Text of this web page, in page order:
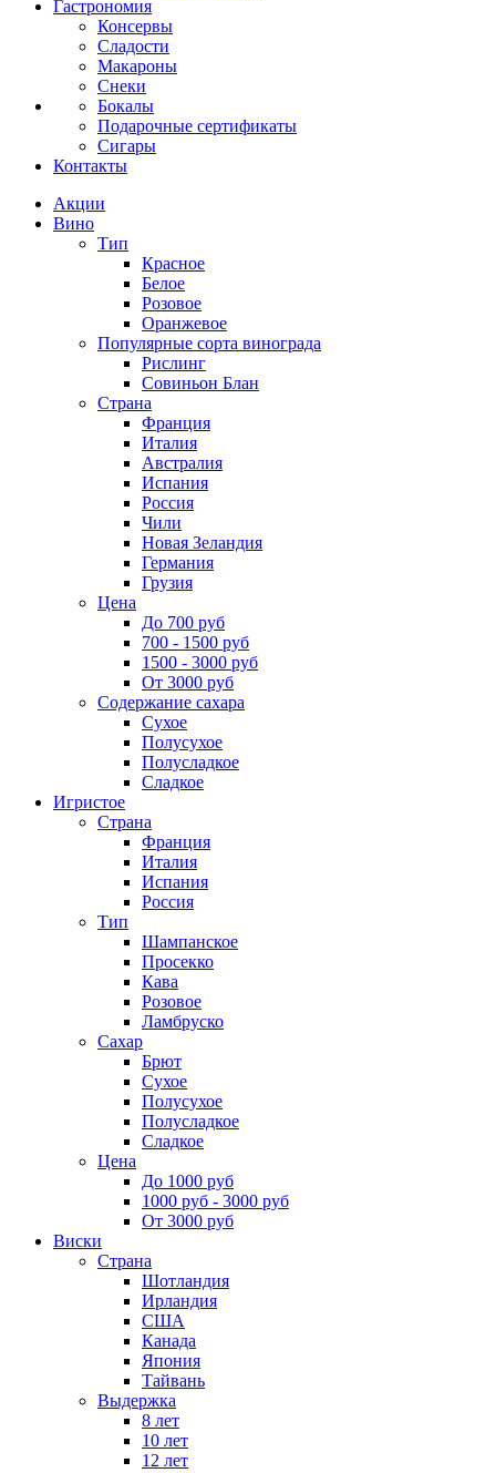
Гастрономия
Консервы
Сладости
Макароны
Снеки
Бокалы
Подарочные сертификаты
Сигары
Контакты
Акции
Вино
Тип
Красное
Белое
Розовое
Оранжевое
Популярные сорта винограда
Рислинг
Совиньон Блан
Страна
Франция
Италия
Австралия
Испания
Россия
Чили
Новая Зеландия
Германия
Грузия
Цена
До 700 руб
700 - 1500 руб
1500 - 3000 руб
От 3000 руб
Содержание сахара
Сухое
Полусухое
Полусладкое
Сладкое
Игристое
Страна
Франция
Италия
Испания
Россия
Тип
Шампанское
Просекко
Кава
Розовое
Ламбруско
Сахар
Брют
Сухое
Полусухое
Полусладкое
Сладкое
Цена
До 1000 руб
1000 руб - 3000 руб
От 3000 руб
Виски
Страна
Шотландия
Ирландия
США
Канада
Япония
Тайвань
Выдержка
8 лет
10 лет
12 лет